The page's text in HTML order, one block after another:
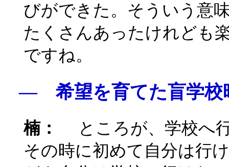
びができた。そういう意
たくさんあったけれども
ですね。
― 希望を育てた盲学
楠：
ところが、学校へ
その時に初めて自分は行